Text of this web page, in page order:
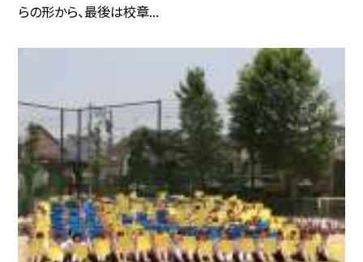
らの形から、最後は校章...